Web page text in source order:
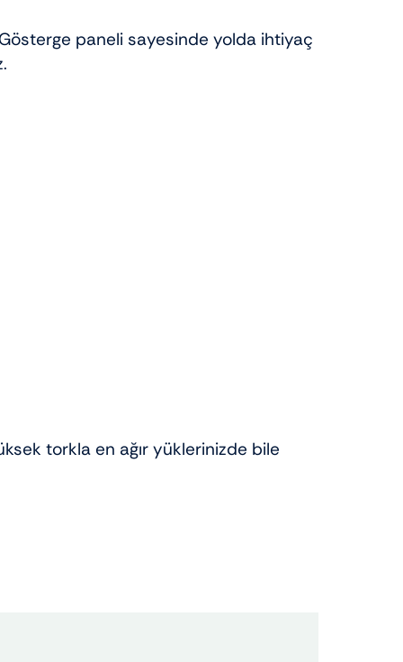
paneli sayesinde yolda ihtiyaç
torkla en ağır yüklerinizde bile